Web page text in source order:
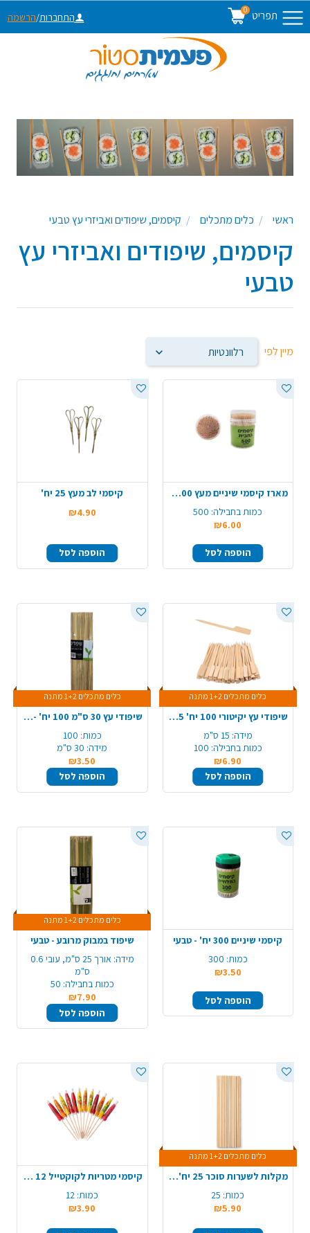
תפריט 0
התחברות/הרשמה
ראשי כלים מתכלים קיסמים, שיפודים ואביזרי עץ טבעי
קיסמים, שיפודים ואביזרי עץ
טבעי
מיין לפי
מארז קיסמי שיניים מעץ 500 יח' - טבעי
כמות בחבילה: 500
₪6.00
הוספה לסל
קיסמי לב מעץ 25 יח'
₪4.90
הוספה לסל
כלים מתכלים 1+2 מתנה
שיפודי עץ יקיטורי 100 יח' 15 ס"מ - טבעי
מידה: 15 ס"מ
כמות בחבילה: 100
₪6.90
הוספה לסל
כלים מתכלים 1+2 מתנה
שיפודי עץ 30 ס"מ 100 יח' - טבעי
כמות: 100
מידה: 30 ס"מ
₪3.50
הוספה לסל
קיסמי שיניים 300 יח' - טבעי
כמות: 300
₪3.50
הוספה לסל
כלים מתכלים 1+2 מתנה
שיפוד במבוק מרובע - טבעי
מידה:
אורך 25 ס"מ, עובי 0.6
ס"מ
כמות בחבילה: 50
₪7.90
הוספה לסל
כלים מתכלים 1+2 מתנה
מקלות לשערות סוכר 25 יח' - טבעי
כמות: 25
₪5.90
קיסמי מטריות לקוקטייל 12 יח' - צבעוני
כמות: 12
₪3.90